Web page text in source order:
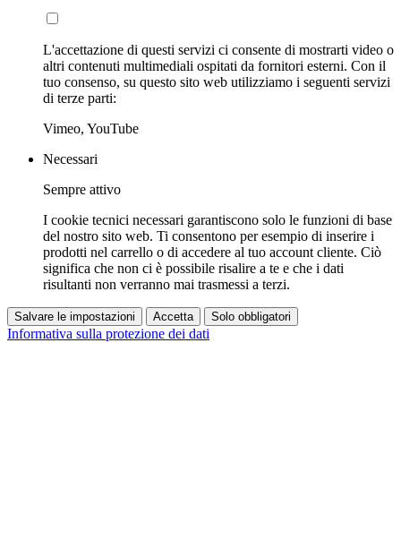
L'accettazione di questi servizi ci consente di mostrarti video o
altri contenuti multimediali ospitati da fornitori esterni. Con il
tuo consenso, su questo sito web utilizziamo i seguenti servizi
di terze parti:
Vimeo, YouTube
Necessari
Sempre attivo
I cookie tecnici necessari garantiscono solo le funzioni di base
del nostro sito web. Ti consentono per esempio di inserire i
prodotti nel carrello o di accedere al tuo account cliente. Ciò
significa che non ci è possibile risalire a te e che i dati
risultanti non verranno mai trasmessi a terzi.
Salvare le impostazioni Accetta Solo obbligatori
Informativa sulla protezione dei dati